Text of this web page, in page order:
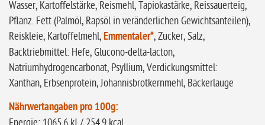
Wasser, Kartoffelstärke, Reismehl, Tapiokastärke, Reissauerteig,
Pflanz. Fett (Palmöl, Rapsöl in veränderlichen Gewichtsanteilen),
Reiskleie, Kartoffelmehl,Emmentaler*, Zucker, Salz,
Backtriebmittel: Hefe, Glucono-delta-lacton,
Natriumhydrogencarbonat, Psyllium, Verdickungsmittel:
Xanthan, Erbsenprotein, Johannisbrotkernmehl, Bäckerlauge
Nährwertangaben pro 100g: